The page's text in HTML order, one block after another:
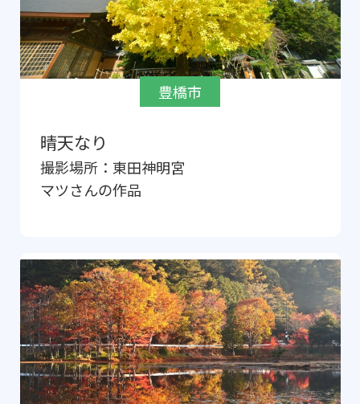
豊橋市
晴天なり
撮影場所： 東田神明宮
マツさんの作品